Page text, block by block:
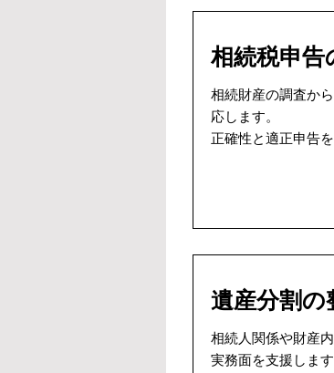
相続税申告
相続財産の調査か
応します。
正確性と適正申告
遺産分割の
相続人関係や財産
実務面を支援します